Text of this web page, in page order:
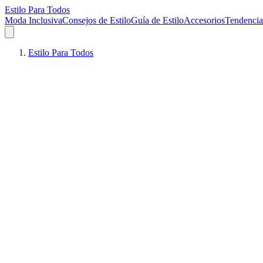
Estilo Para Todos
Moda InclusivaConsejos de EstiloGuía de EstiloAccesorios
Estilo Para Todos